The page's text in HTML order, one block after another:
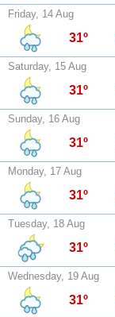
Friday, 14 Aug
31º
Saturday, 15 Aug
31º
Sunday, 16 Aug
31º
Monday, 17 Aug
31º
Tuesday, 18 Aug
31º
Wednesday, 19 Aug
31º